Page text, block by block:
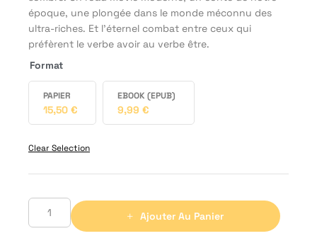
époque, une plongée dans le monde méconnu des
ultra-riches. Et l'éternel combat entre ceux qui
préfèrent le verbe avoir au verbe être.
Format
PAPIER
15,50 €
EBOOK (EPUB)
9,99 €
Clear Selection
Ajouter Au Panier